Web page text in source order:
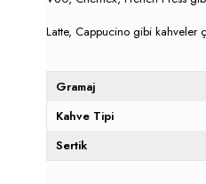
Latte, Cappucino gibi kahveler
Gramaj
Kahve Tipi
Sertik